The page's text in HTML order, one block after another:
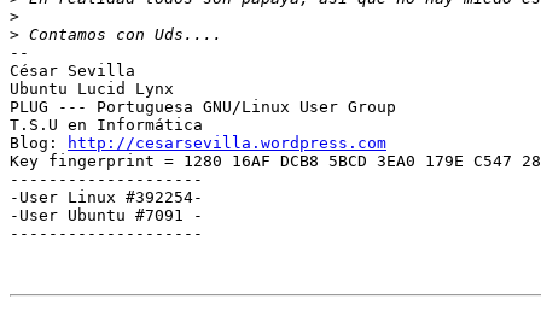
>
>
--
﻿César Sevilla
Ubuntu Lucid Lynx
PLUG --- Portuguesa GNU/Linux User Group
T.S.U en Informática
Blog:
http://cesarsevilla.wordpress.com
Key fingerprint = 1280 16AF DCB8 5BCD 3EA0 179E C547
--------------------
-User Linux #392254-
-User Ubuntu #7091 -
--------------------